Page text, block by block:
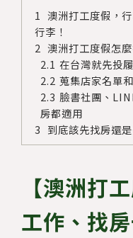
澳洲打工度假，
行李！
澳洲打工度假怎
在台灣就先投
蒐集店家名單
臉書社團、
房都適用
到底該先找房還
【澳洲打
工作、找